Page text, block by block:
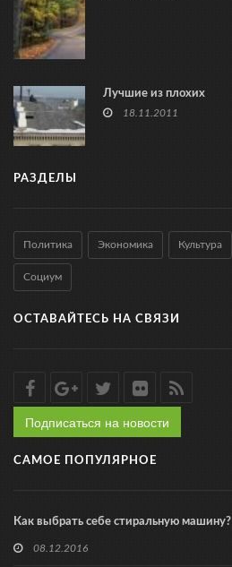
Лучшие из плохих
18.11.2011
РАЗДЕЛЫ
Политика Экономика Культура
Социум
ОСТАВАЙТЕСЬ НА СВЯЗИ
Подписаться на новости
САМОЕ ПОПУЛЯРНОЕ
Как выбрать себе стиральную машину?
08.12.2016